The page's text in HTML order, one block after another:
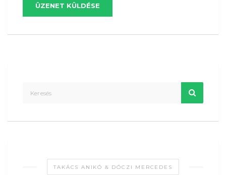
ÜZENET KÜLDÉSE
TAKÁCS ANIKÓ & DÓCZI MERCEDES